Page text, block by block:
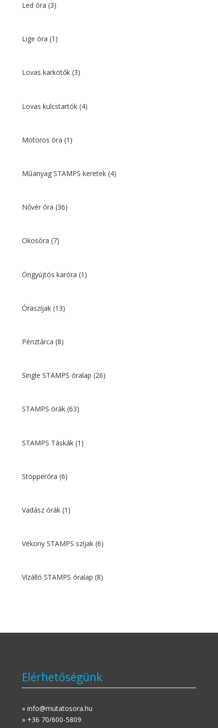
Led óra (3)
Lige óra (1)
Lovas karkötők (3)
Lovas kulcstartók (4)
Motoros óra (1)
Műanyag STAMPS keretek (4)
Nővér óra (36)
Okosóra (7)
Öngyújtós karóra (1)
Óraszíjak (13)
Pénztárca (8)
Single STAMPS óralap (26)
STAMPS órák (63)
STAMPS Táskák (1)
Stopperóra (6)
Vadász órák (1)
Vékony STAMPS szíjak (6)
Vízálló STAMPS óralap (8)
Elérhetőségünk
» info@mutatosora.hu
» +36 70/600-5809